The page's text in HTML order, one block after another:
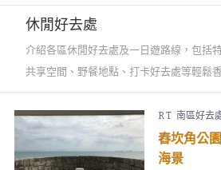
休閒好去處
介紹各區休閒好去處及一日遊路線，包括
共享空間、野餐地點、打卡好去處等輕鬆
R T 南區好去
舂坎角公
海景